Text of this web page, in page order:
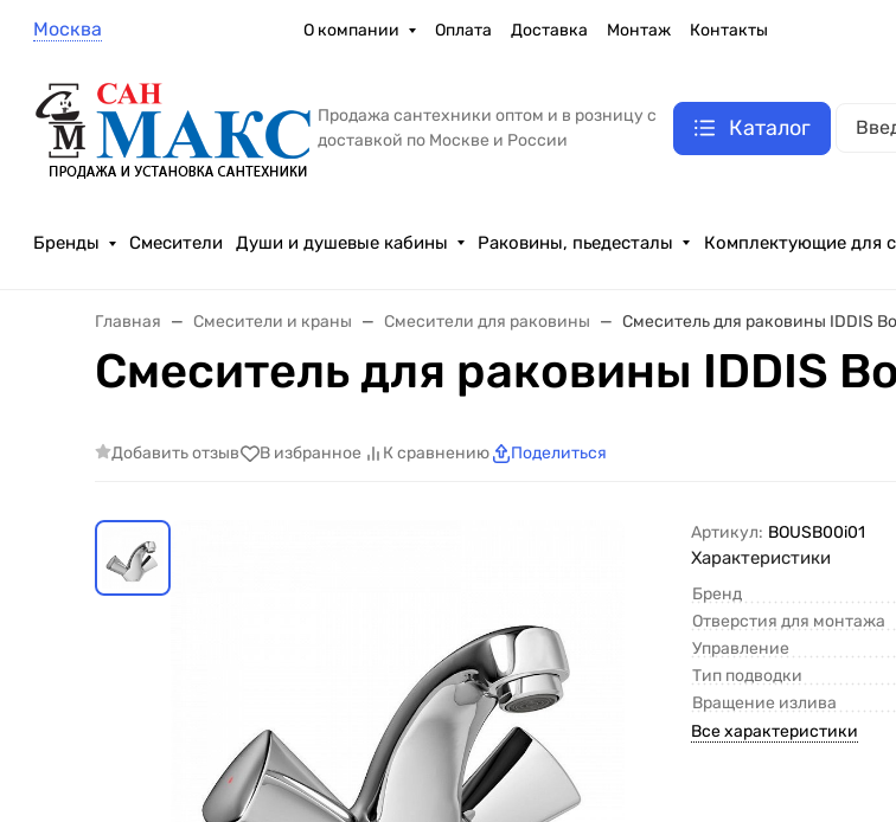
Москва О компании Оплата Доставка Монтаж Контакты
Продажа сантехники оптом и в розницу с
доставкой по Москве и России
Каталог
Бренды Смесители Души и душевые кабины Раковины, пьедесталы Комплектующие для
Главная Смесители и краны Смесители для раковины Смеситель для раковины IDDIS
Смеситель для раковины IDDIS
Добавить отзыв В избранное К сравнению Поделиться
Артикул: BOUSB00i01
Характеристики
Бренд
Отверстия для монтажа
Управление
Тип подводки
Вращение излива
Все характеристики